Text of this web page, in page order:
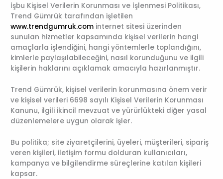
İşbu Kişisel Verilerin Korunması ve İşlenmesi Politikası,
Trend Gümrük tarafından işletilen
www.trendgumruk.com internet sitesi üzerinden
sunulan hizmetler kapsamında kişisel verilerin hangi
amaçlarla işlendiğini, hangi yöntemlerle toplandığını,
kimlerle paylaşılabileceğini, nasıl korunduğunu ve ilgili
kişilerin haklarını açıklamak amacıyla hazırlanmıştır.
Trend Gümrük, kişisel verilerin korunmasına önem verir
ve kişisel verileri 6698 sayılı Kişisel Verilerin Korunması
Kanunu, ilgili ikincil mevzuat ve yürürlükteki diğer yasal
düzenlemelere uygun olarak işler.
Bu politika; site ziyaretçilerini, üyeleri, müşterileri, sipariş
veren kişileri, iletişim formu dolduran kullanıcıları,
kampanya ve bilgilendirme süreçlerine katılan kişileri
kapsar.